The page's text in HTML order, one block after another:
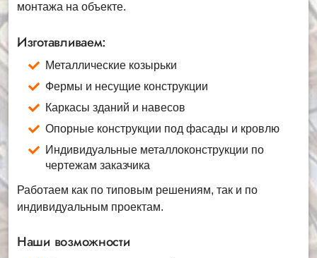
монтажа на объекте.
Изготавливаем:
Металлические козырьки
Фермы и несущие конструкции
Каркасы зданий и навесов
Опорные конструкции под фасады и кровлю
Индивидуальные металлоконструкции по
чертежам заказчика
Работаем как по типовым решениям, так и по
индивидуальным проектам.
Наши возможности